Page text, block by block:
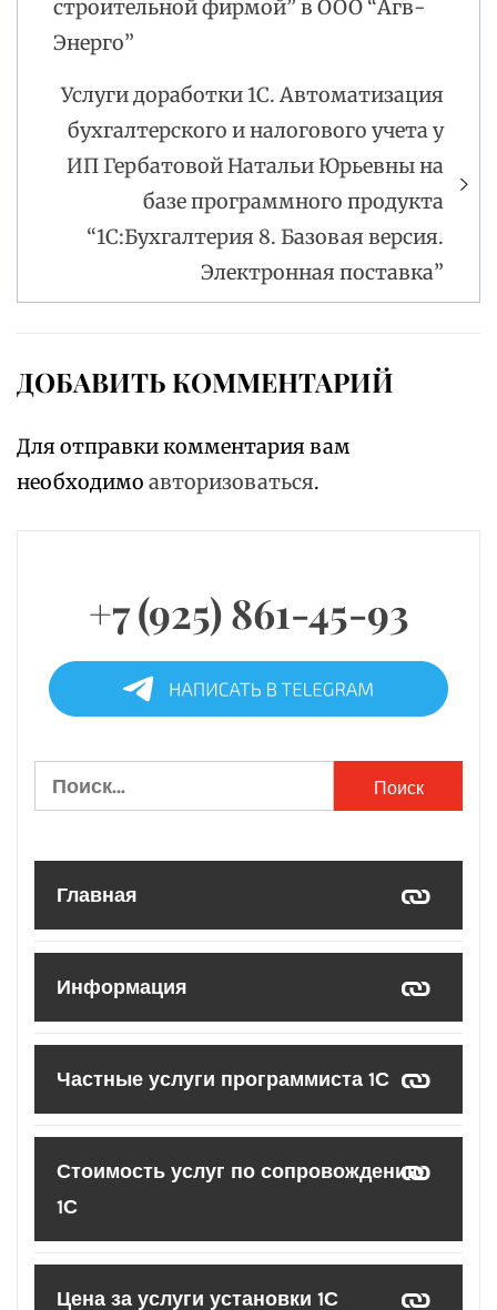
записям
строительной фирмой” в ООО “Агв-
Энерго”
Услуги доработки 1С. Автоматизация
бухгалтерского и налогового учета у
ИП Гербатовой Натальи Юрьевны на
базе программного продукта
“1С:Бухгалтерия 8. Базовая версия.
Электронная поставка”
ДОБАВИТЬ КОММЕНТАРИЙ
Для отправки комментария вам
необходимо авторизоваться.
+7 (925) 861-45-93
Найти:
Главная
Информация
Частные услуги программиста 1С
Стоимость услуг по сопровождению
1С
Цена за услуги установки 1С